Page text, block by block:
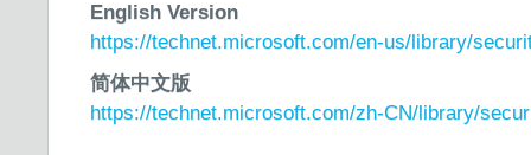
English Version
https://technet.microsoft.com/en-us/library/
简体中文版
https://technet.microsoft.com/zh-CN/library/